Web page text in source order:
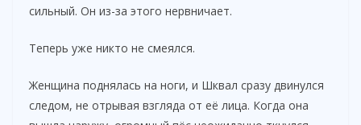
сильный. Он из-за этого нервничает.
Теперь уже никто не смеялся.
Женщина поднялась на ноги, и Шквал сразу двинулся
следом, не отрывая взгляда от её лица. Когда она